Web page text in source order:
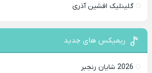
گلینلیک افشین آذری
ریمیکس های جدید
2026 شایان رنجبر